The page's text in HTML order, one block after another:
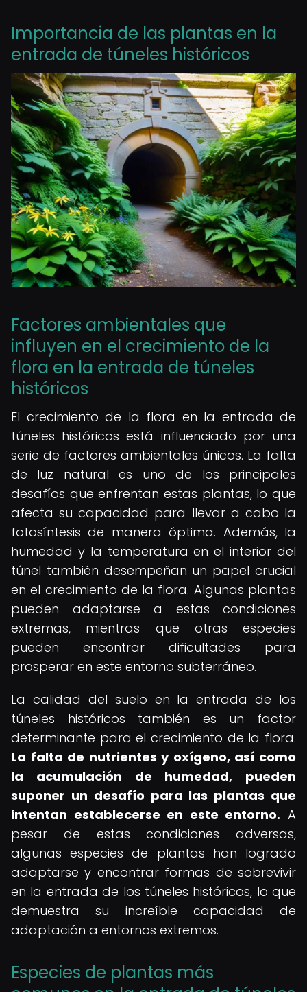
Importancia de las plantas en la
entrada de túneles históricos
Factores ambientales que
influyen en el crecimiento de la
flora en la entrada de túneles
históricos
El crecimiento de la flora en la entrada de
túneles históricos está influenciado por una
serie de factores ambientales únicos. La falta
de luz natural es uno de los principales
desafíos que enfrentan estas plantas, lo que
afecta su capacidad para llevar a cabo la
fotosíntesis de manera óptima. Además, la
humedad y la temperatura en el interior del
túnel también desempeñan un papel crucial
en el crecimiento de la flora. Algunas plantas
pueden adaptarse a estas condiciones
extremas, mientras que otras especies
pueden encontrar dificultades para
prosperar en este entorno subterráneo.
La calidad del suelo en la entrada de los
túneles históricos también es un factor
determinante para el crecimiento de la flora.
La falta de nutrientes y oxígeno, así como
la acumulación de humedad, pueden
suponer un desafío para las plantas que
intentan establecerse en este entorno. A
pesar de estas condiciones adversas,
algunas especies de plantas han logrado
adaptarse y encontrar formas de sobrevivir
en la entrada de los túneles históricos, lo que
demuestra su increíble capacidad de
adaptación a entornos extremos.
Especies de plantas más